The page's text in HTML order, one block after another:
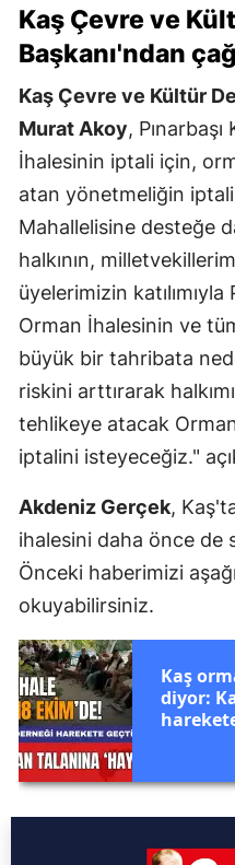
Kaş Çevre ve
Başkanı'ndan
Kaş Çevre ve Kültür
Murat Akoy,
İhalesinin iptali için,
atan yönetmeliğin iptali
Mahallelisine desteğe
halkının,
üyelerimizin katılımıyla
Orman İhalesinin ve
büyük bir tahribata
riskini arttırarak
tehlikeye atacak
iptalini isteyeceğiz."
Akdeniz Gerçek,
ihalesini daha önce de
Önceki haberimizi
okuyabilirsiniz.
Kaş
diyor: